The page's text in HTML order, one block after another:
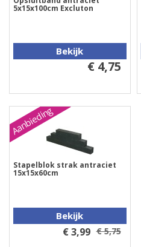
5x15x100cm Excluton
Bekijk
€ 4,75
Aanbieding
Stapelblok strak antraciet
15x15x60cm
Bekijk
€ 3,99 € 5,75